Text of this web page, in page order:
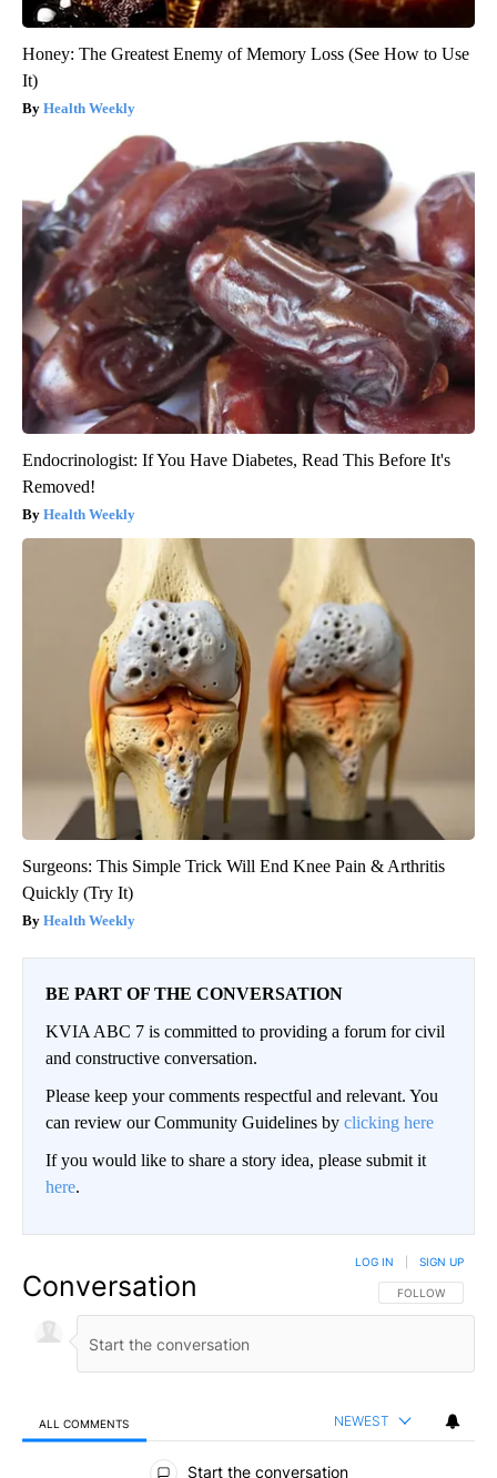
Honey: The Greatest Enemy of Memory Loss (See How to Use
It)
Health Weekly
Endocrinologist: If You Have Diabetes, Read This Before It's
Removed!
Health Weekly
Surgeons: This Simple Trick Will End Knee Pain & Arthritis
Quickly (Try It)
Health Weekly
BE PART OF THE CONVERSATION
KVIA ABC 7 is committed to providing a forum for civil
and constructive conversation.
Please keep your comments respectful and relevant. You
can review our Community Guidelines by clicking here
If you would like to share a story idea, please submit it
here.
Conversation FOLLOW THIS
FOLLOW
LOG IN SIGN UP
ALL COMMENTS NEWEST
All Comments
Start the conversation